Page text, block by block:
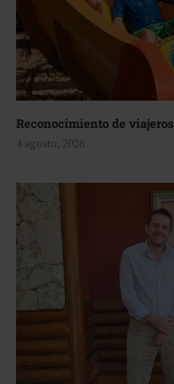
Reconocimiento de viajeros
4 agosto, 2026